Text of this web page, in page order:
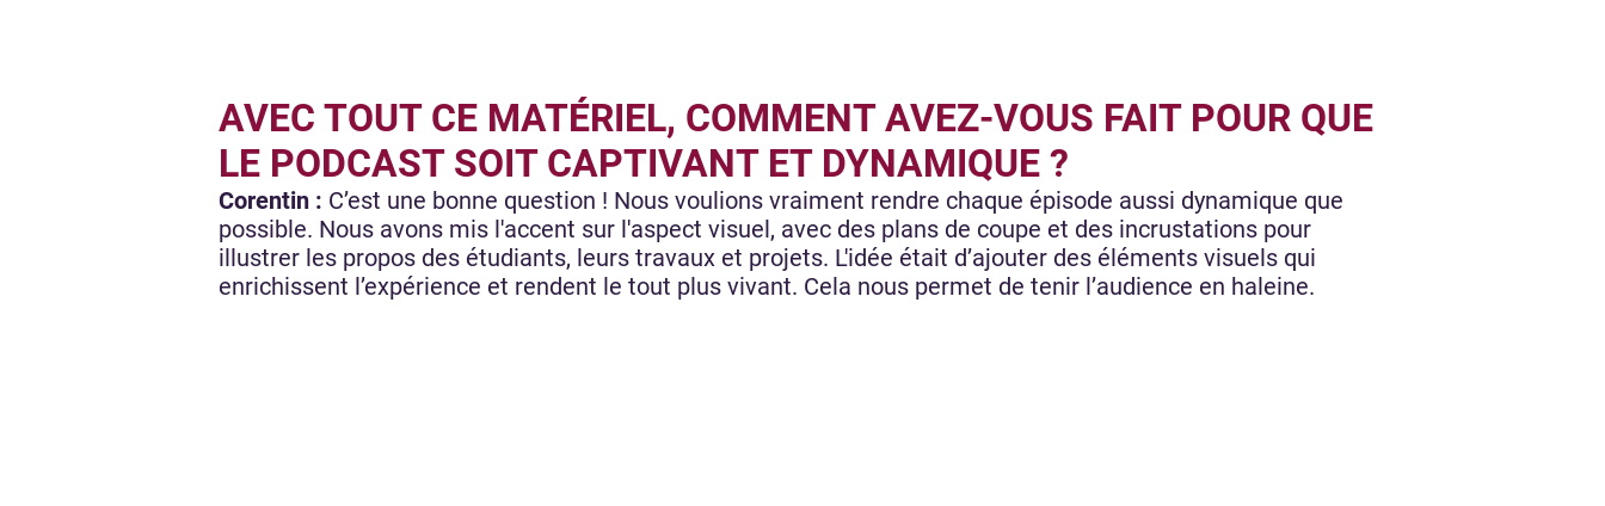
AVEC TOUT CE MATÉRIEL, COMMENT AVEZ-VOUS FAIT POUR QUE
LE PODCAST SOIT CAPTIVANT ET DYNAMIQUE ?
Corentin : C’est une bonne question ! Nous voulions vraiment rendre chaque épisode aussi dynamique que
possible. Nous avons mis l'accent sur l'aspect visuel, avec des plans de coupe et des incrustations pour
illustrer les propos des étudiants, leurs travaux et projets. L'idée était d’ajouter des éléments visuels qui
enrichissent l’expérience et rendent le tout plus vivant. Cela nous permet de tenir l’audience en haleine.